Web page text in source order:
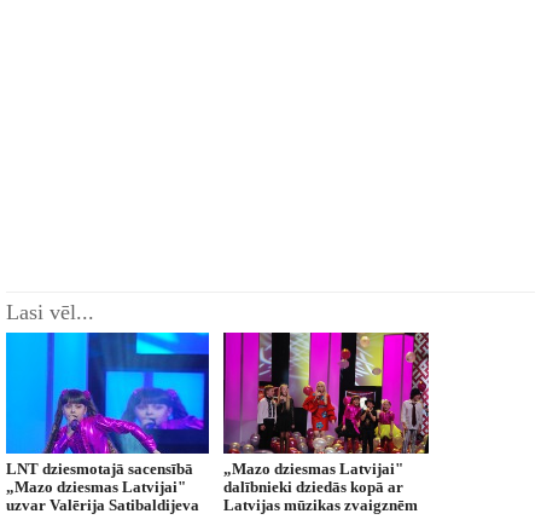
Lasi vēl...
LNT dziesmotajā sacensībā
„Mazo dziesmas Latvijai"
uzvar Valērija Satibaldijeva
„Mazo dziesmas Latvijai"
dalībnieki dziedās kopā ar
Latvijas mūzikas zvaigznēm